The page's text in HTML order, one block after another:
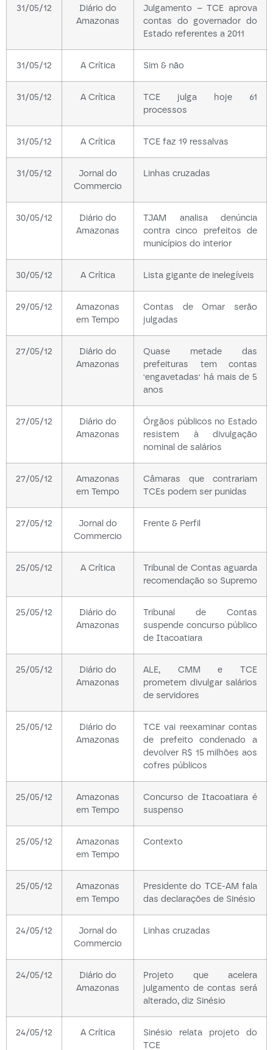
31/05/12
Diário do
Amazonas
Julgamento – TCE aprova
contas do governador do
Estado referentes a 2011
31/05/12 A Crítica Sim & não
31/05/12 A Crítica
TCE julga hoje 61
processos
31/05/12 A Crítica TCE faz 19 ressalvas
31/05/12
Jornal do
Commercio
Linhas cruzadas
30/05/12
Diário do
Amazonas
TJAM analisa denúncia
contra cinco prefeitos de
municípios do interior
30/05/12 A Crítica Lista gigante de inelegíveis
29/05/12
Amazonas
em Tempo
Contas de Omar serão
julgadas
27/05/12
Diário do
Amazonas
Quase metade das
prefeituras tem contas
'engavetadas' há mais de 5
anos
27/05/12
Diário do
Amazonas
Órgãos públicos no Estado
resistem à divulgação
nominal de salários
27/05/12
Amazonas
em Tempo
Câmaras que contrariam
TCEs podem ser punidas
27/05/12
Jornal do
Commercio
Frente & Perfil
25/05/12 A Crítica
Tribunal de Contas aguarda
recomendação so Supremo
25/05/12
Diário do
Amazonas
Tribunal de Contas
suspende concurso público
de Itacoatiara
25/05/12
Diário do
Amazonas
ALE, CMM e TCE
prometem divulgar salários
de servidores
25/05/12
Diário do
Amazonas
TCE vai reexaminar contas
de prefeito condenado a
devolver R$ 15 milhões aos
cofres públicos
25/05/12
Amazonas
em Tempo
Concurso de Itacoatiara é
suspenso
25/05/12
Amazonas
em Tempo
Contexto
25/05/12
Amazonas
em Tempo
Presidente do TCE-AM fala
das declarações de Sinésio
24/05/12
Jornal do
Commercio
Linhas cruzadas
24/05/12
Diário do
Amazonas
Projeto que acelera
julgamento de contas será
alterado, diz Sinésio
24/05/12 A Crítica
Sinésio relata projeto do
TCE